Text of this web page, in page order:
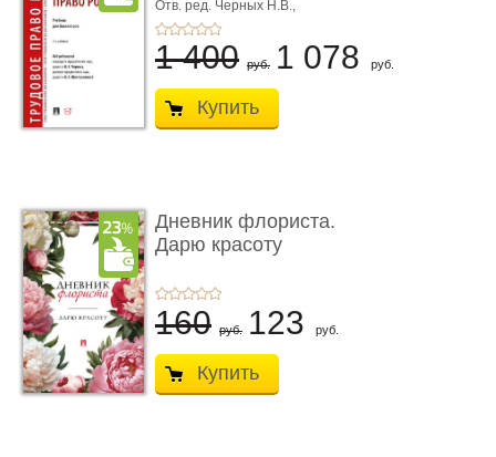
Отв. ред. Черных Н.В.,
Шестерякова И.В.
1 400 руб. 1 078 руб.
Купить
Дневник флориста.
Дарю красоту
160 руб. 123 руб.
Купить